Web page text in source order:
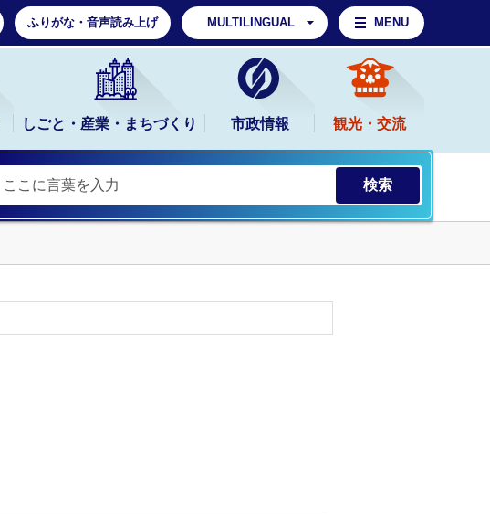
ふりがな・音声読み上げ MULTILINGUAL MENU
しごと・産業・まちづくり 市政情報 観光・交流